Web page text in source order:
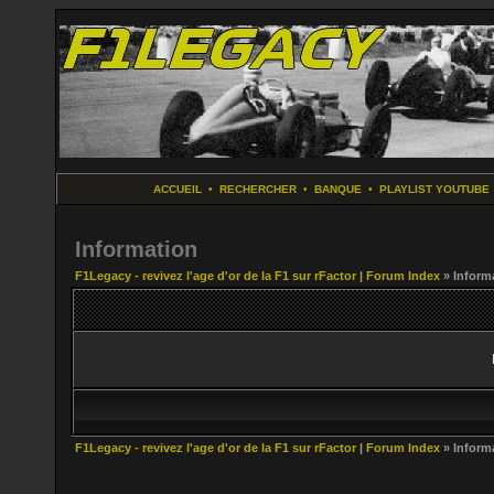
ACCUEIL • RECHERCHER• BANQUE • PLAYLIST YOUTUBE
Information
F1Legacy - revivez l'age d'or de la F1 sur rFactor | Forum Index »
F1Legacy - revivez l'age d'or de la F1 sur rFactor | Forum Index »